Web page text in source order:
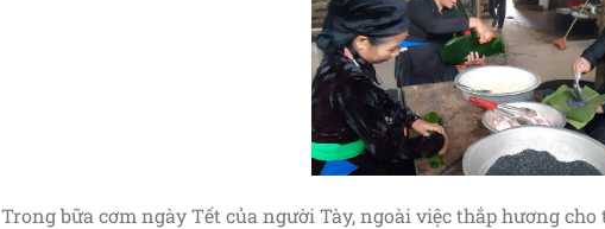
Trong bữa cơm ngày Tết của người Tày, ngoài việc thắp hương